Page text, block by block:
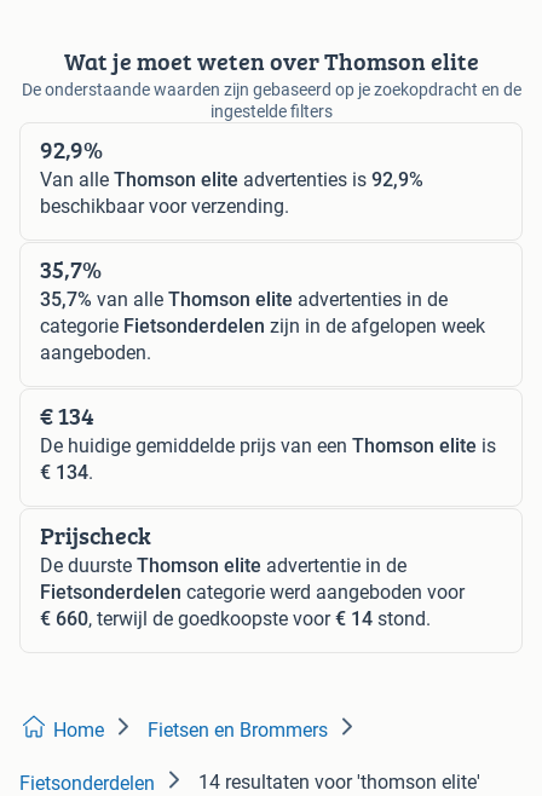
Wat je moet weten over Thomson elite
De onderstaande waarden zijn gebaseerd op je zoekopdracht en de
ingestelde filters
92,9%
Van alle Thomson elite advertenties is 92,9%
beschikbaar voor verzending.
35,7%
35,7% van alle Thomson elite advertenties in de
categorie Fietsonderdelen zijn in de afgelopen week
aangeboden.
€ 134
De huidige gemiddelde prijs van een Thomson elite is
€ 134.
Prijscheck
De duurste Thomson elite advertentie in de
Fietsonderdelen categorie werd aangeboden voor
€ 660, terwijl de goedkoopste voor€ 14 stond.
Home Fietsen en Brommers
Fietsonderdelen 14 resultaten voor 'thomson elite'